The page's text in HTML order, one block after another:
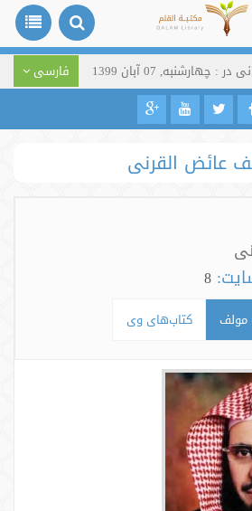
: چهارشنبه, 07 آبان 1399 فارسی
عائض القرنی
8
مولف کتاب‌های وی